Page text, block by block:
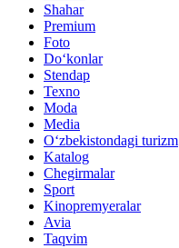
Shahar
Premium
Foto
Do‘konlar
Stendap
Texno
Moda
Media
O‘zbekistondagi turizm
Katalog
Chegirmalar
Sport
Kinopremyeralar
Avia
Taqvim